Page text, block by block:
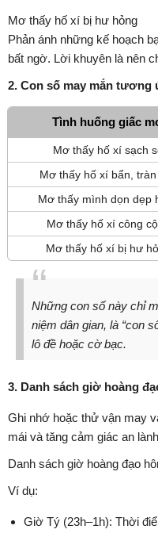
Mơ thấy hố xí bị hư hỏng
Phản ánh những kế hoạch
bất ngờ. Lời khuyên là nên
2. Con số may mắn
Tình huống giấc
Mơ thấy hố xí sạch
Mơ thấy hố xí bẩn,
Mơ thấy mình dọn dẹp
Mơ thấy hố xí công
Mơ thấy hố xí bị hư
Những con số này chỉ
niệm dân gian, là “con
lô đề hoặc cờ bạc.
3. Danh sách giờ hoàng
Ghi nhớ hoặc thử vận may
mái và tăng cảm giác an
Danh sách giờ hoàng đạo
Ví dụ:
Giờ Tý (23h–1h): Thời